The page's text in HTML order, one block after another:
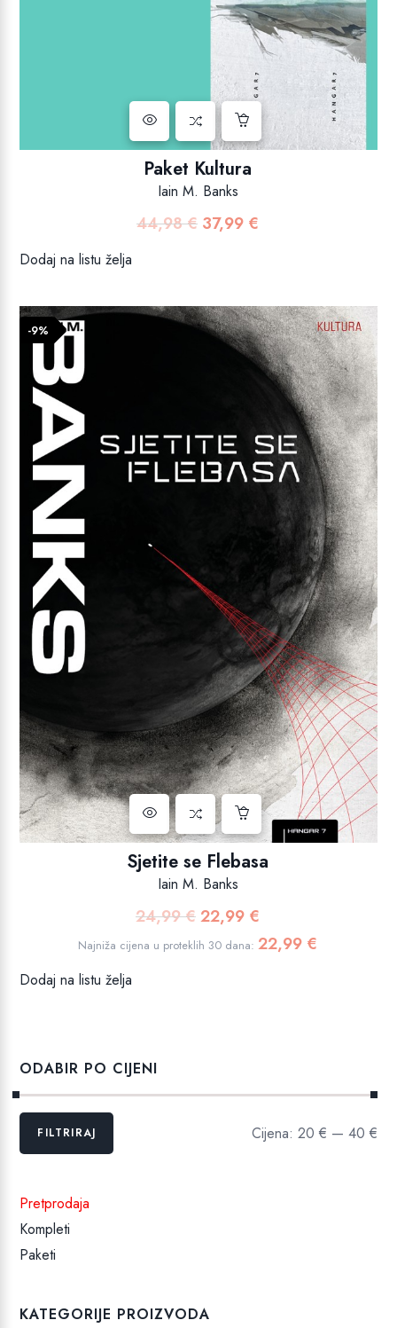
Paket Kultura
Iain M. Banks
44,98€ Izvorna
44,98 €.
37,99 €
Dodaj na listu želja
-9%
Sjetite se Flebasa
Iain M. Banks
24,99€ Izvorna
cijena
22,99 €
cijena
Najniža cijena u proteklih 30 dana: 22,99 €
Dodaj na listu želja
ODABIR PO CIJENI
Min
MaksFILTRIRAJ Cijena: 20 € — 40 €
Pretprodaja
Kompleti
Paketi
KATEGORIJE PROIZVODA